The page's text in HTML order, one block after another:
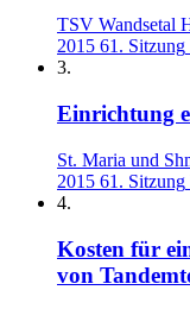
TSV Wandsetal
2015 61. Sitzung
3.
Einrichtung
St. Maria und
2015 61. Sitzung
4.
Kosten für
von